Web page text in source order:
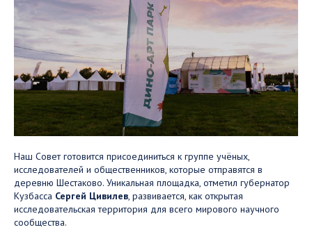
Наш Совет готовится присоединиться к группе учёных,
исследователей и общественников, которые отправятся в
деревню Шестаково. Уникальная площадка, отметил губернатор
Кузбасса Сергей Цивилев, развивается, как открытая
исследовательская территория для всего мирового научного
сообщества.